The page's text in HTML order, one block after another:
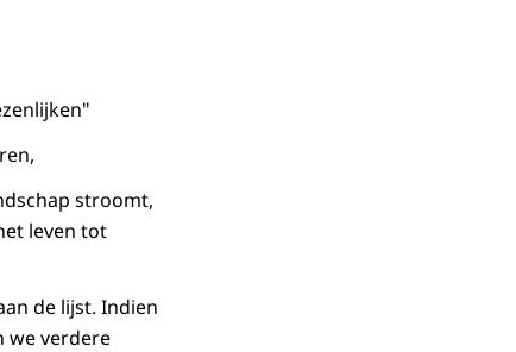
stroomt,
leven tot
de lijst. Indien
we verdere